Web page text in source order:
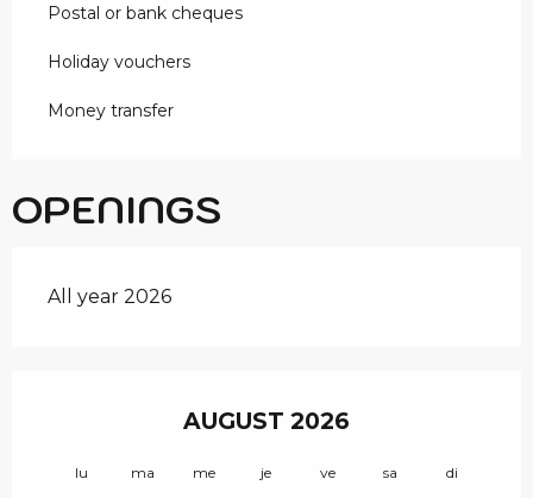
Postal or bank cheques
Holiday vouchers
Money transfer
OPENINGS
All year 2026
AUGUST 2026
lu ma me je ve sa di